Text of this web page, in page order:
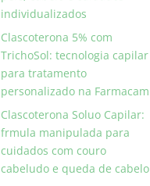
individualizados
Clascoterona 5% com
TrichoSol: tecnologia capilar
para tratamento
personalizado na Farmacam
Clascoterona Soluo Capilar:
frmula manipulada para
cuidados com couro
cabeludo e queda de cabelo